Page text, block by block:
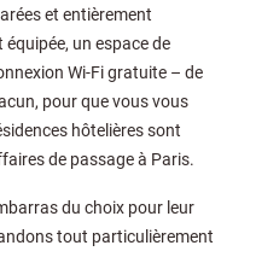
et entièrement
un espace de
Wi-Fi gratuite – de
pour que vous vous
hôtelières sont
de passage à Paris.
du choix pour leur
tout particulièrement